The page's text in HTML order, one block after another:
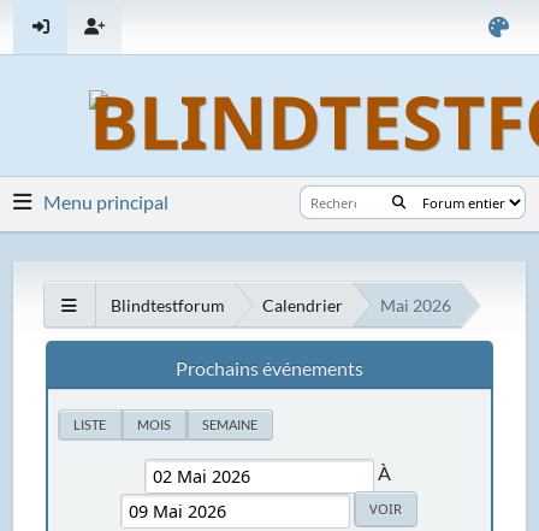
Menu principal
Blindtestforum Calendrier Mai 2026
Prochains événements
LISTE MOIS SEMAINE
À